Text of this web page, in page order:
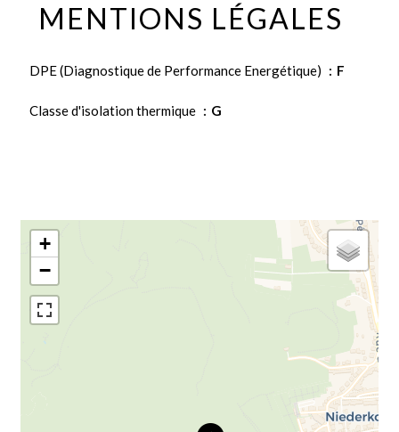
MENTIONS LÉGALES
DPE (Diagnostique de Performance Energétique) F
Classe d'isolation thermique G
+
−